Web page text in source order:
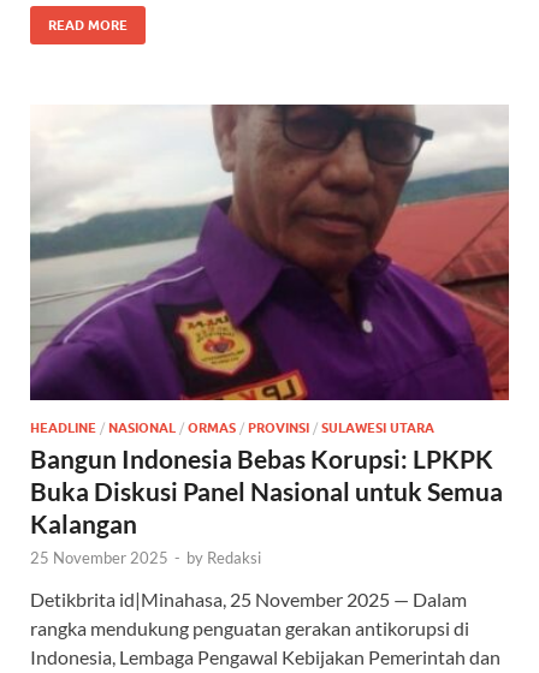
READ MORE
HEADLINE / NASIONAL / ORMAS / PROVINSI / SULAWESI UTARA
Bangun Indonesia Bebas Korupsi: LPKPK
Buka Diskusi Panel Nasional untuk Semua
Kalangan
25 November 2025 - by Redaksi
Detikbrita id|Minahasa, 25 November 2025 — Dalam
rangka mendukung penguatan gerakan antikorupsi di
Indonesia, Lembaga Pengawal Kebijakan Pemerintah dan